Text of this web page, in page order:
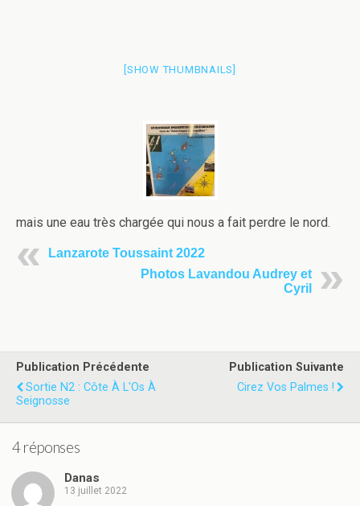
[SHOW THUMBNAILS]
mais une eau très chargée qui nous a fait perdre le nord.
Lanzarote Toussaint 2022
Photos Lavandou Audrey et
Cyril
Publication Précédente
Sortie N2 : Côte À L'Os À
Seignosse
Publication Suivante
Cirez Vos Palmes !
4 réponses
Danas
13 juillet 2022